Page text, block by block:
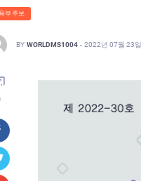
부주보
BY WORLDMS1004 - 2022년 07월 23일